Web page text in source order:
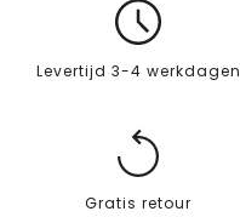
Levertijd 3-4 werkdagen
Gratis retour